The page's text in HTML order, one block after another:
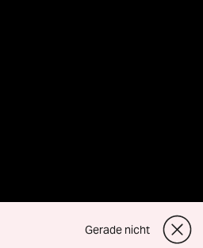
Gerade nicht